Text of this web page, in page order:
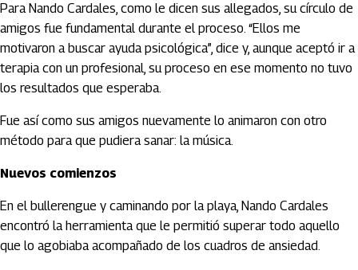
Para Nando Cardales, como le dicen sus allegados, su círculo de
amigos fue fundamental durante el proceso. “Ellos me
motivaron a buscar ayuda psicológica”, dice y, aunque aceptó ir a
terapia con un profesional, su proceso en ese momento no tuvo
los resultados que esperaba.
Fue así como sus amigos nuevamente lo animaron con otro
método para que pudiera sanar: la música.
Nuevos comienzos
En el bullerengue y caminando por la playa, Nando Cardales
encontró la herramienta que le permitió superar todo aquello
que lo agobiaba acompañado de los cuadros de ansiedad.